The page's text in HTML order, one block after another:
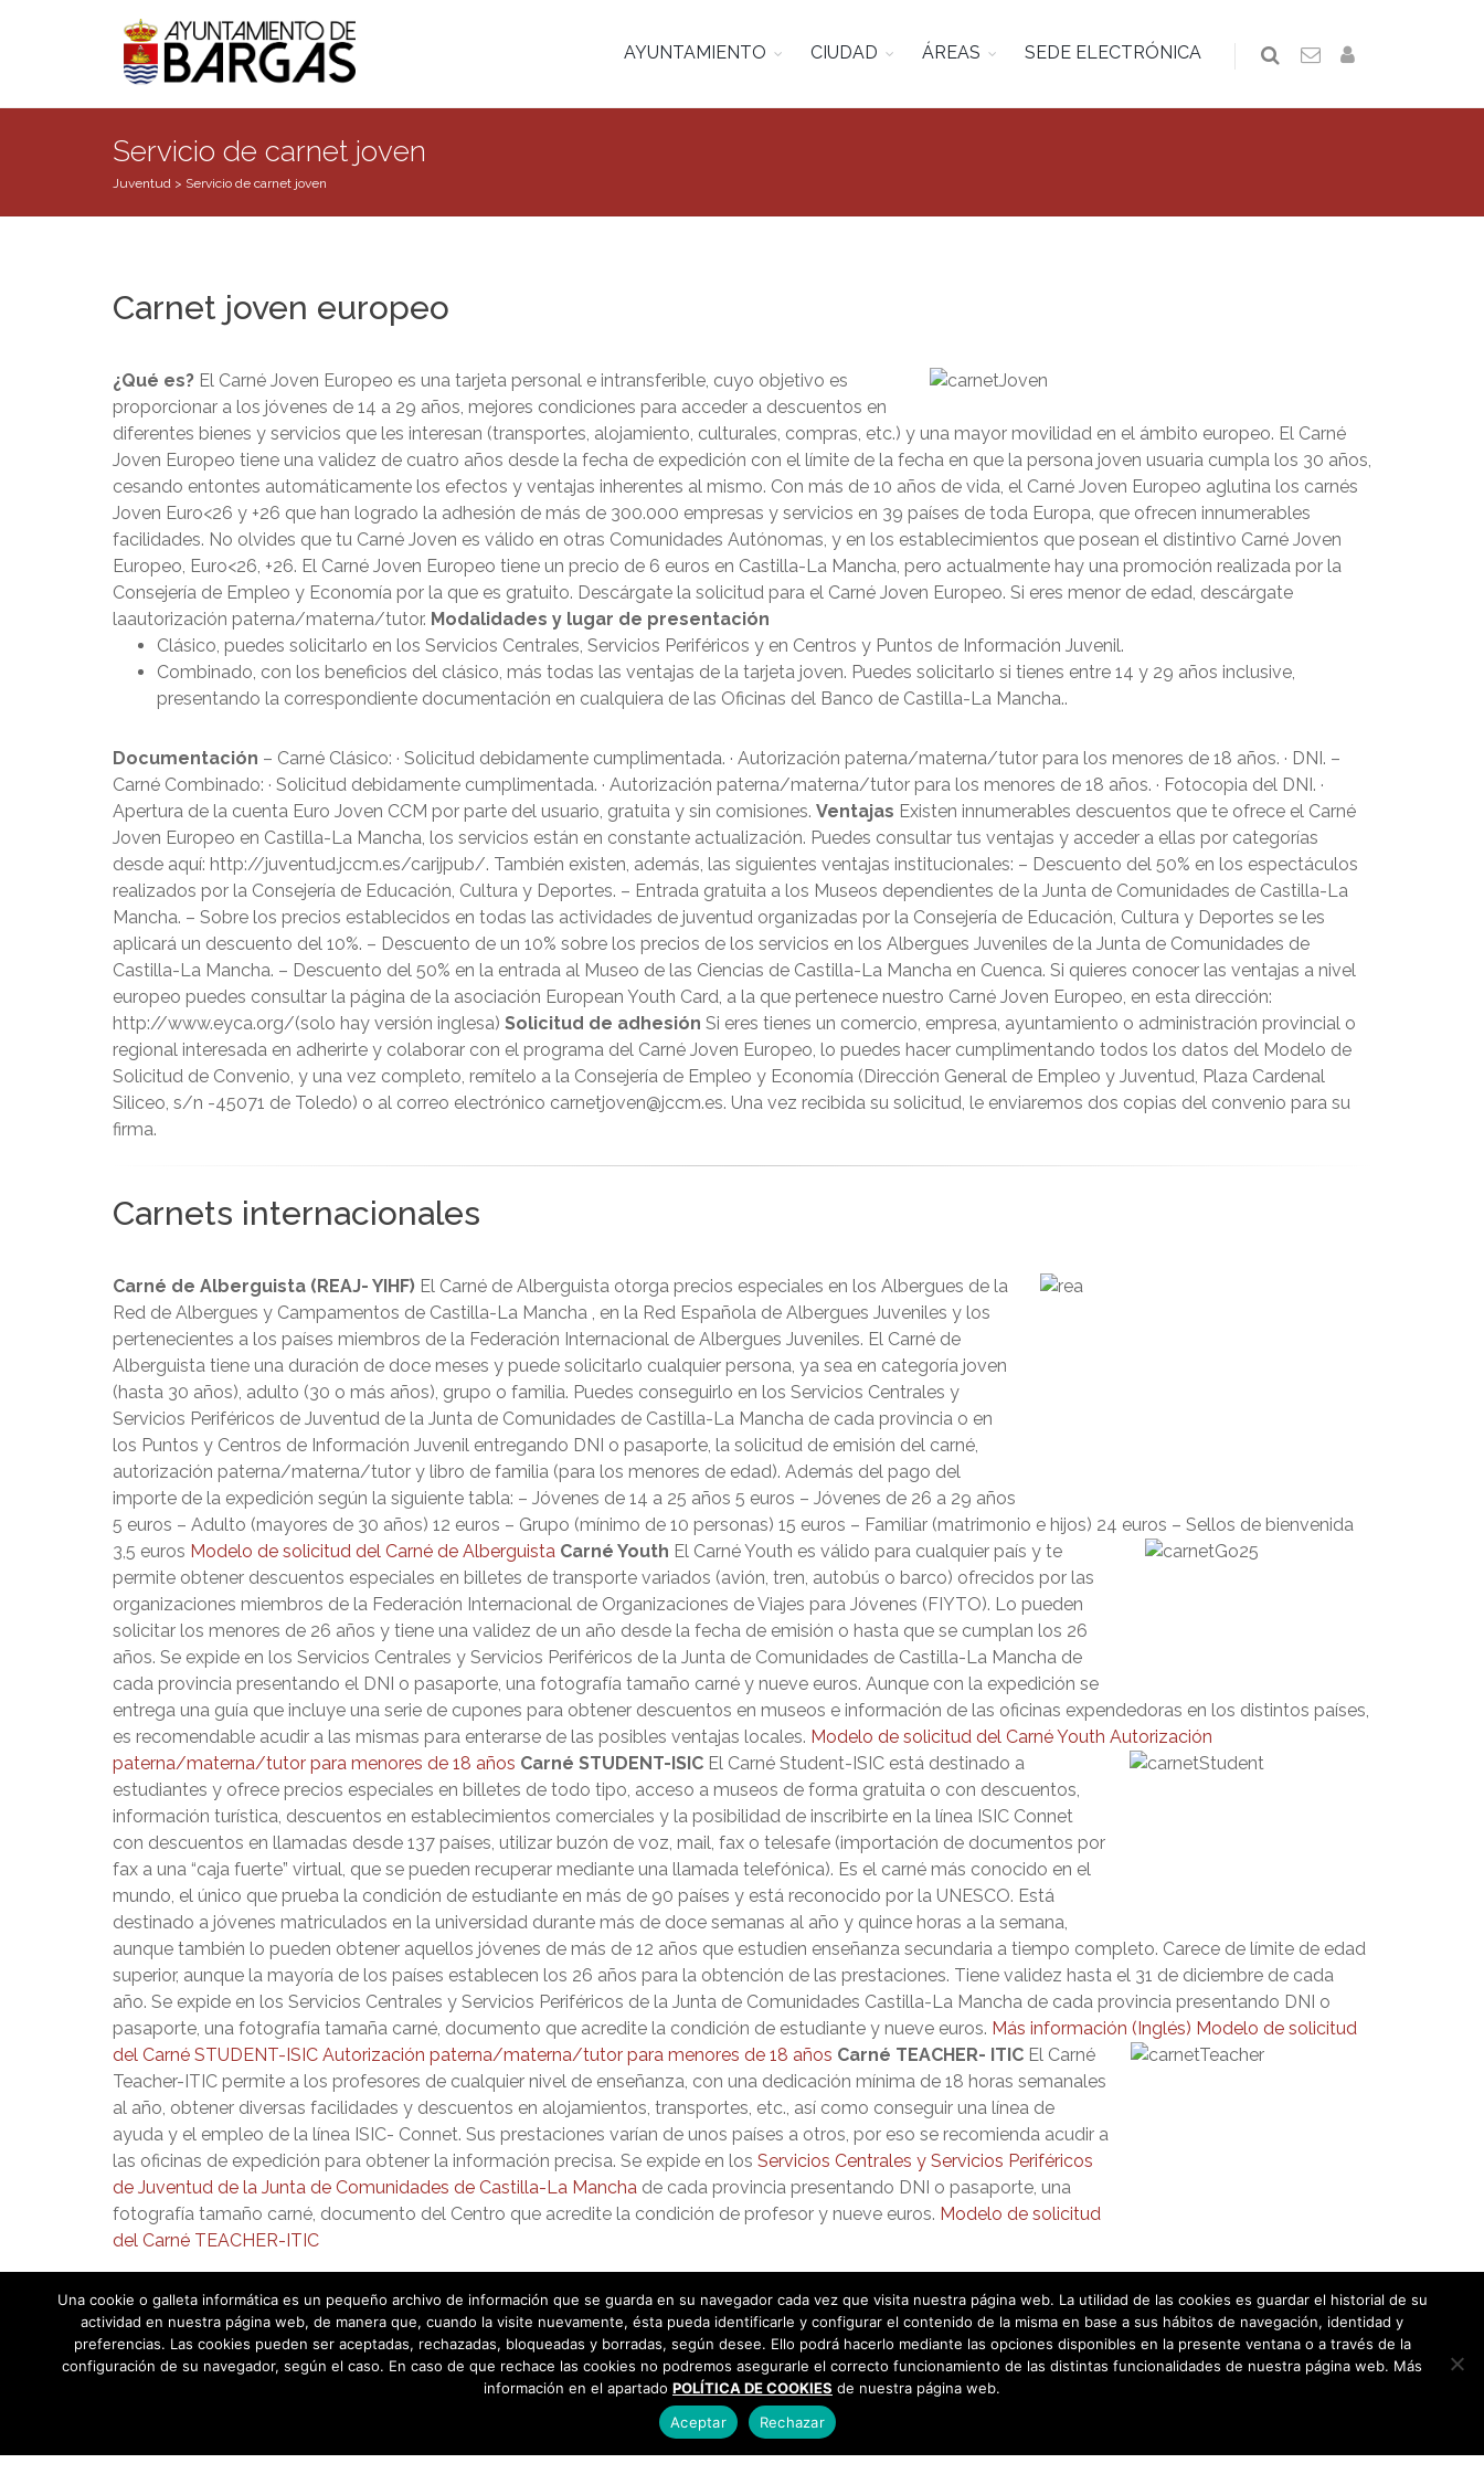
AYUNTAMIENTO CIUDAD ÁREAS SEDE ELECTRÓNICA
Servicio de carnet joven
Juventud > Servicio de carnet joven
Carnet joven europeo
¿Qué es? El Carné Joven Europeo es una tarjeta personal e intransferible, cuyo objetivo es
proporcionar a los jóvenes de 14 a 29 años, mejores condiciones para acceder a descuentos en
diferentes bienes y servicios que les interesan (transportes, alojamiento, culturales, compras, etc.) y una mayor movilidad en el ámbito europeo. El Carné
Joven Europeo tiene una validez de cuatro años desde la fecha de expedición con el límite de la fecha en que la persona joven usuaria cumpla los 30 años,
cesando entontes automáticamente los efectos y ventajas inherentes al mismo. Con más de 10 años de vida, el Carné Joven Europeo aglutina los carnés
Joven Euro<26 y +26 que han logrado la adhesión de más de 300.000 empresas y servicios en 39 países de toda Europa, que ofrecen innumerables
facilidades. No olvides que tu Carné Joven es válido en otras Comunidades Autónomas, y en los establecimientos que posean el distintivo Carné Joven
Europeo, Euro<26, +26. El Carné Joven Europeo tiene un precio de 6 euros en Castilla-La Mancha, pero actualmente hay una promoción realizada por la
Consejería de Empleo y Economía por la que es gratuito. Descárgate la solicitud para el Carné Joven Europeo. Si eres menor de edad, descárgate
laautorización paterna/materna/tutor. Modalidades y lugar de presentación
Clásico, puedes solicitarlo en los Servicios Centrales, Servicios Periféricos y en Centros y Puntos de Información Juvenil.
Combinado, con los beneficios del clásico, más todas las ventajas de la tarjeta joven. Puedes solicitarlo si tienes entre 14 y 29 años inclusive,
presentando la correspondiente documentación en cualquiera de las Oficinas del Banco de Castilla-La Mancha..
Documentación – Carné Clásico: · Solicitud debidamente cumplimentada. · Autorización paterna/materna/tutor para los menores de 18 años. · DNI. –
Carné Combinado: · Solicitud debidamente cumplimentada. · Autorización paterna/materna/tutor para los menores de 18 años. · Fotocopia del DNI. ·
Apertura de la cuenta Euro Joven CCM por parte del usuario, gratuita y sin comisiones. Ventajas Existen innumerables descuentos que te ofrece el Carné
Joven Europeo en Castilla-La Mancha, los servicios están en constante actualización. Puedes consultar tus ventajas y acceder a ellas por categorías
desde aquí: http://juventud.jccm.es/carijpub/. También existen, además, las siguientes ventajas institucionales: – Descuento del 50% en los espectáculos
realizados por la Consejería de Educación, Cultura y Deportes. – Entrada gratuita a los Museos dependientes de la Junta de Comunidades de Castilla-La
Mancha. – Sobre los precios establecidos en todas las actividades de juventud organizadas por la Consejería de Educación, Cultura y Deportes se les
aplicará un descuento del 10%. – Descuento de un 10% sobre los precios de los servicios en los Albergues Juveniles de la Junta de Comunidades de
Castilla-La Mancha. – Descuento del 50% en la entrada al Museo de las Ciencias de Castilla-La Mancha en Cuenca. Si quieres conocer las ventajas a nivel
europeo puedes consultar la página de la asociación European Youth Card, a la que pertenece nuestro Carné Joven Europeo, en esta dirección:
http://www.eyca.org/(solo hay versión inglesa) Solicitud de adhesión Si eres tienes un comercio, empresa, ayuntamiento o administración provincial o
regional interesada en adherirte y colaborar con el programa del Carné Joven Europeo, lo puedes hacer cumplimentando todos los datos del Modelo de
Solicitud de Convenio, y una vez completo, remítelo a la Consejería de Empleo y Economía (Dirección General de Empleo y Juventud, Plaza Cardenal
Siliceo, s/n -45071 de Toledo) o al correo electrónico carnetjoven@jccm.es. Una vez recibida su solicitud, le enviaremos dos copias del convenio para su
firma.
Carnets internacionales
Carné de Alberguista (REAJ- YIHF) El Carné de Alberguista otorga precios especiales en los Albergues de la
Red de Albergues y Campamentos de Castilla-La Mancha , en la Red Española de Albergues Juveniles y los
pertenecientes a los países miembros de la Federación Internacional de Albergues Juveniles. El Carné de
Alberguista tiene una duración de doce meses y puede solicitarlo cualquier persona, ya sea en categoría joven
(hasta 30 años), adulto (30 o más años), grupo o familia. Puedes conseguirlo en los Servicios Centrales y
Servicios Periféricos de Juventud de la Junta de Comunidades de Castilla-La Mancha de cada provincia o en
los Puntos y Centros de Información Juvenil entregando DNI o pasaporte, la solicitud de emisión del carné,
autorización paterna/materna/tutor y libro de familia (para los menores de edad). Además del pago del
importe de la expedición según la siguiente tabla: – Jóvenes de 14 a 25 años 5 euros – Jóvenes de 26 a 29 años
5 euros – Adulto (mayores de 30 años) 12 euros – Grupo (mínimo de 10 personas) 15 euros – Familiar (matrimonio e hijos) 24 euros – Sellos de bienvenida
3,5 euros Modelo de solicitud del Carné de Alberguista Carné Youth El Carné Youth es válido para cualquier país y te
permite obtener descuentos especiales en billetes de transporte variados (avión, tren, autobús o barco) ofrecidos por las
organizaciones miembros de la Federación Internacional de Organizaciones de Viajes para Jóvenes (FIYTO). Lo pueden
solicitar los menores de 26 años y tiene una validez de un año desde la fecha de emisión o hasta que se cumplan los 26
años. Se expide en los Servicios Centrales y Servicios Periféricos de la Junta de Comunidades de Castilla-La Mancha de
cada provincia presentando el DNI o pasaporte, una fotografía tamaño carné y nueve euros. Aunque con la expedición se
entrega una guía que incluye una serie de cupones para obtener descuentos en museos e información de las oficinas expendedoras en los distintos países,
es recomendable acudir a las mismas para enterarse de las posibles ventajas locales. Modelo de solicitud del Carné Youth Autorización
paterna/materna/tutor para menores de 18 años Carné STUDENT-ISIC El Carné Student-ISIC está destinado a
estudiantes y ofrece precios especiales en billetes de todo tipo, acceso a museos de forma gratuita o con descuentos,
información turística, descuentos en establecimientos comerciales y la posibilidad de inscribirte en la línea ISIC Connet
con descuentos en llamadas desde 137 países, utilizar buzón de voz, mail, fax o telesafe (importación de documentos por
fax a una “caja fuerte” virtual, que se pueden recuperar mediante una llamada telefónica). Es el carné más conocido en el
mundo, el único que prueba la condición de estudiante en más de 90 países y está reconocido por la UNESCO. Está
destinado a jóvenes matriculados en la universidad durante más de doce semanas al año y quince horas a la semana,
aunque también lo pueden obtener aquellos jóvenes de más de 12 años que estudien enseñanza secundaria a tiempo completo. Carece de límite de edad
superior, aunque la mayoría de los países establecen los 26 años para la obtención de las prestaciones. Tiene validez hasta el 31 de diciembre de cada
año. Se expide en los Servicios Centrales y Servicios Periféricos de la Junta de Comunidades Castilla-La Mancha de cada provincia presentando DNI o
pasaporte, una fotografía tamaña carné, documento que acredite la condición de estudiante y nueve euros. Más información (Inglés) Modelo de solicitud
del Carné STUDENT-ISIC Autorización paterna/materna/tutor para menores de 18 años Carné TEACHER- ITIC El Carné
Teacher-ITIC permite a los profesores de cualquier nivel de enseñanza, con una dedicación mínima de 18 horas semanales
al año, obtener diversas facilidades y descuentos en alojamientos, transportes, etc., así como conseguir una línea de
ayuda y el empleo de la línea ISIC- Connet. Sus prestaciones varían de unos países a otros, por eso se recomienda acudir a
las oficinas de expedición para obtener la información precisa. Se expide en los Servicios Centrales y Servicios Periféricos
de Juventud de la Junta de Comunidades de Castilla-La Mancha de cada provincia presentando DNI o pasaporte, una
fotografía tamaño carné, documento del Centro que acredite la condición de profesor y nueve euros. Modelo de solicitud
del Carné TEACHER-ITIC
Una cookie o galleta informática es un pequeño archivo de información que se guarda en su navegador cada vez que visita nuestra página web. La utilidad de las cookies es guardar el historial de su
actividad en nuestra página web, de manera que, cuando la visite nuevamente, ésta pueda identificarle y configurar el contenido de la misma en base a sus hábitos de navegación, identidad y
preferencias. Las cookies pueden ser aceptadas, rechazadas, bloqueadas y borradas, según desee. Ello podrá hacerlo mediante las opciones disponibles en la presente ventana o a través de la
configuración de su navegador, según el caso. En caso de que rechace las cookies no podremos asegurarle el correcto funcionamiento de las distintas funcionalidades de nuestra página web. Más
información en el apartado POLÍTICA DE COOKIES de nuestra página web.
Aceptar
Rechazar